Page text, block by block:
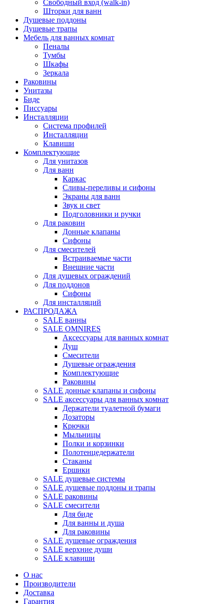
Свободный вход (walk-in)
Шторки для ванн
Душевые поддоны
Душевые трапы
Мебель для ванных комнат
Пеналы
Тумбы
Шкафы
Зеркала
Раковины
Унитазы
Биде
Писсуары
Инсталляции
Система профилей
Инсталляции
Клавиши
Комплектующие
Для унитазов
Для ванн
Каркас
Сливы-переливы и сифоны
Экраны для ванн
Звук и свет
Подголовники и ручки
Для раковин
Донные клапаны
Сифоны
Для смесителей
Встраиваемые части
Внешние части
Для душевых ограждений
Для поддонов
Сифоны
Для инсталляций
РАСПРОДАЖА
SALE ванны
SALE OMNIRES
Аксессуары для ванных комнат
Душ
Смесители
Душевые ограждения
Комплектующие
Раковины
SALE донные клапаны и сифоны
SALE аксессуары для ванных комнат
Держатели туалетной бумаги
Дозаторы
Крючки
Мыльницы
Полки и корзинки
Полотенцедержатели
Стаканы
Ершики
SALE душевые системы
SALE душевые поддоны и трапы
SALE раковины
SALE смесители
Для биде
Для ванны и душа
Для раковины
SALE душевые ограждения
SALE верхние души
SALE клавиши
О нас
Производители
Доставка
Гарантия